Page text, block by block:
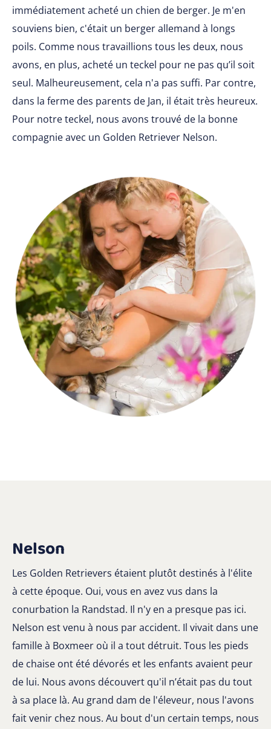
immédiatement acheté un chien de berger. Je m'en
souviens bien, c'était un berger allemand à longs
poils. Comme nous travaillions tous les deux, nous
avons, en plus, acheté un teckel pour ne pas qu’il soit
seul. Malheureusement, cela n'a pas suffi. Par contre,
dans la ferme des parents de Jan, il était très heureux.
Pour notre teckel, nous avons trouvé de la bonne
compagnie avec un Golden Retriever Nelson.
Nelson
Les Golden Retrievers étaient plutôt destinés à l'élite
à cette époque. Oui, vous en avez vus dans la
conurbation la Randstad. Il n'y en a presque pas ici.
Nelson est venu à nous par accident. Il vivait dans une
famille à Boxmeer où il a tout détruit. Tous les pieds
de chaise ont été dévorés et les enfants avaient peur
de lui. Nous avons découvert qu'il n’était pas du tout
à sa place là. Au grand dam de l'éleveur, nous l'avons
fait venir chez nous. Au bout d'un certain temps, nous